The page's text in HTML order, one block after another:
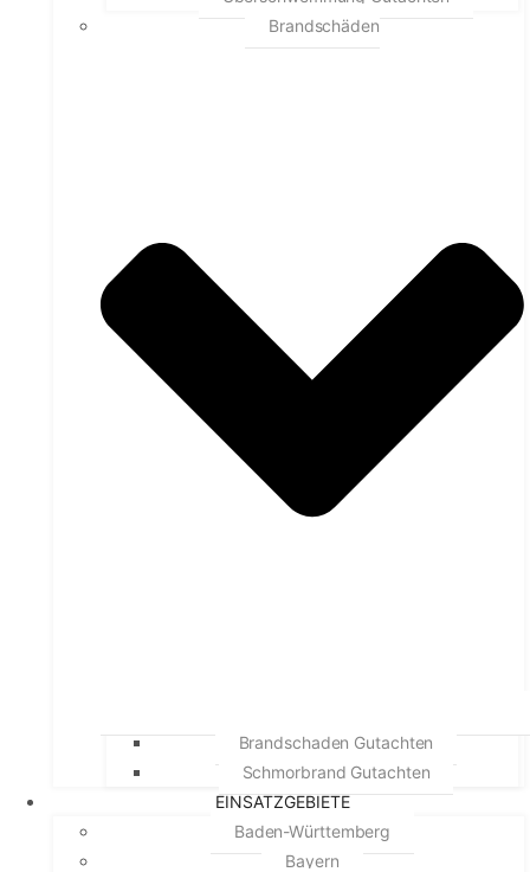
Brandschäden
Brandschaden Gutachten
Schmorbrand Gutachten
EINSATZGEBIETE
Baden-Württemberg
Bayern